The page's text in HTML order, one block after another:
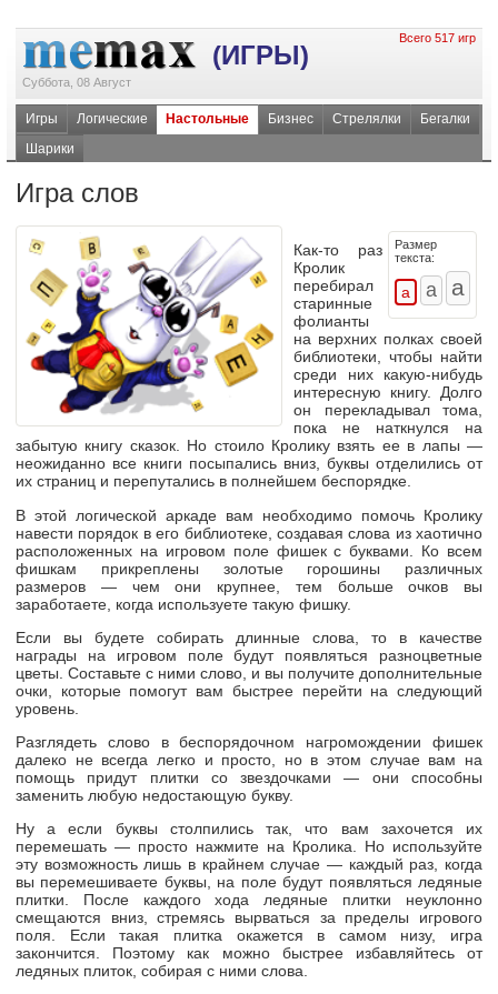
(ИГРЫ)
Суббота, 08 Август
Всего 517 игр
Игры Логические Настольные Бизнес Стрелялки
Бегалки
Шарики
Игра слов
Размер
текста:
Как-то раз
Кролик
перебирал
старинные
фолианты
на верхних полках своей
библиотеки, чтобы найти
среди них какую-нибудь
интересную книгу. Долго
он перекладывал тома,
пока не наткнулся на
забытую книгу сказок. Но стоило Кролику взять ее в лапы —
неожиданно все книги посыпались вниз, буквы отделились от
их страниц и перепутались в полнейшем беспорядке.
В этой логической аркаде вам необходимо помочь Кролику
навести порядок в его библиотеке, создавая слова из хаотично
расположенных на игровом поле фишек с буквами. Ко всем
фишкам прикреплены золотые горошины различных
размеров — чем они крупнее, тем больше очков вы
заработаете, когда используете такую фишку.
Если вы будете собирать длинные слова, то в качестве
награды на игровом поле будут появляться разноцветные
цветы. Составьте с ними слово, и вы получите дополнительные
очки, которые помогут вам быстрее перейти на следующий
уровень.
Разглядеть слово в беспорядочном нагромождении фишек
далеко не всегда легко и просто, но в этом случае вам на
помощь придут плитки со звездочками — они способны
заменить любую недостающую букву.
Ну а если буквы столпились так, что вам захочется их
перемешать — просто нажмите на Кролика. Но используйте
эту возможность лишь в крайнем случае — каждый раз, когда
вы перемешиваете буквы, на поле будут появляться ледяные
плитки. После каждого хода ледяные плитки неуклонно
смещаются вниз, стремясь вырваться за пределы игрового
поля. Если такая плитка окажется в самом низу, игра
закончится. Поэтому как можно быстрее избавляйтесь от
ледяных плиток, собирая с ними слова.